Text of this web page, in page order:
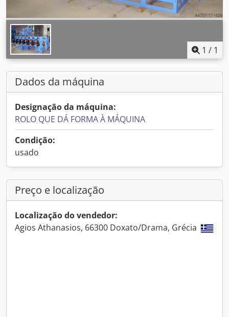
1 / 1
Dados da máquina
Designação da máquina:
ROLO QUE DÁ FORMA À MÁQUINA
Condição:
usado
Preço e localização
Localização do vendedor:
Agios Athanasios, 66300 Doxato/Drama, Grécia